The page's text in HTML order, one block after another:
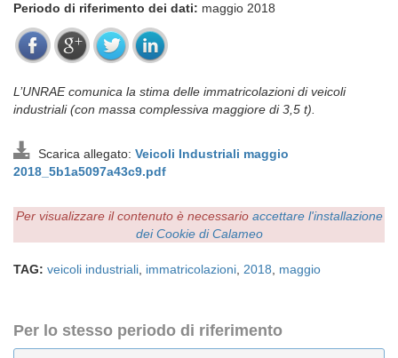
Periodo di riferimento dei dati: maggio 2018
L’UNRAE comunica la stima delle immatricolazioni di veicoli
industriali (con massa complessiva maggiore di 3,5 t).
Scarica allegato: Veicoli Industriali maggio
2018_5b1a5097a43c9.pdf
Per visualizzare il contenuto è necessario accettare l'installazione
dei Cookie di Calameo
TAG: veicoli industriali immatricolazioni 2018 maggio
Per lo stesso periodo di riferimento